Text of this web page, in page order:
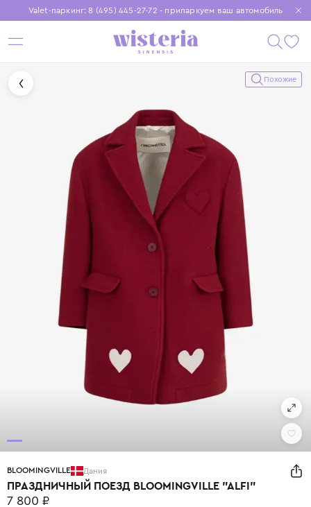
Valet-паркинг: 8 (495) 445-27-72 - припаркуем ваш автомобиль
Бесплатная доставка при заказе от 15 000 ₽
Установите приложение, чтобы покупки были еще удобнее
Похожие
BLOOMINGVILLE Дания
ПРАЗДНИЧНЫЙ ПОЕЗД BLOOMINGVILLE "ALFI"
7 800 ₽